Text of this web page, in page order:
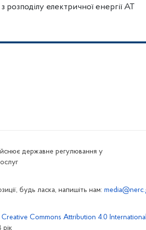
електричної енергії АТ
державне регулювання у
будь ласка, напишіть нам:
Creative Commons Attribution 4.0